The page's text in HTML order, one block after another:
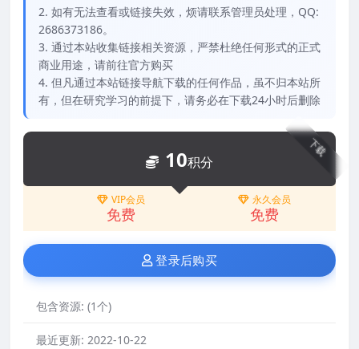
2. 如有无法查看或链接失效，烦请联系管理员处理，QQ:
2686373186。
3. 通过本站收集链接相关资源，严禁杜绝任何形式的正式
商业用途，请前往官方购买
4. 但凡通过本站链接导航下载的任何作品，虽不归本站所
有，但在研究学习的前提下，请务必在下载24小时后删除
下载
10积分
VIP会员
免费
永久会员
免费
登录后购买
包含资源: (1个)
最近更新: 2022-10-22